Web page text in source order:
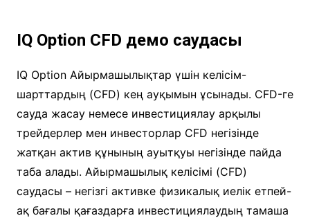
IQ Option CFD демо саудасы
IQ Option Айырмашылықтар үшін келісім-
шарттардың (CFD) кең ауқымын ұсынады. CFD-ге
сауда жасау немесе инвестициялау арқылы
трейдерлер мен инвесторлар CFD негізінде
жатқан актив құнының ауытқуы негізінде пайда
таба алады. Айырмашылық келісімі (CFD)
саудасы – негізгі активке физикалық иелік етпей-
ақ бағалы қағаздарға инвестициялаудың тамаша